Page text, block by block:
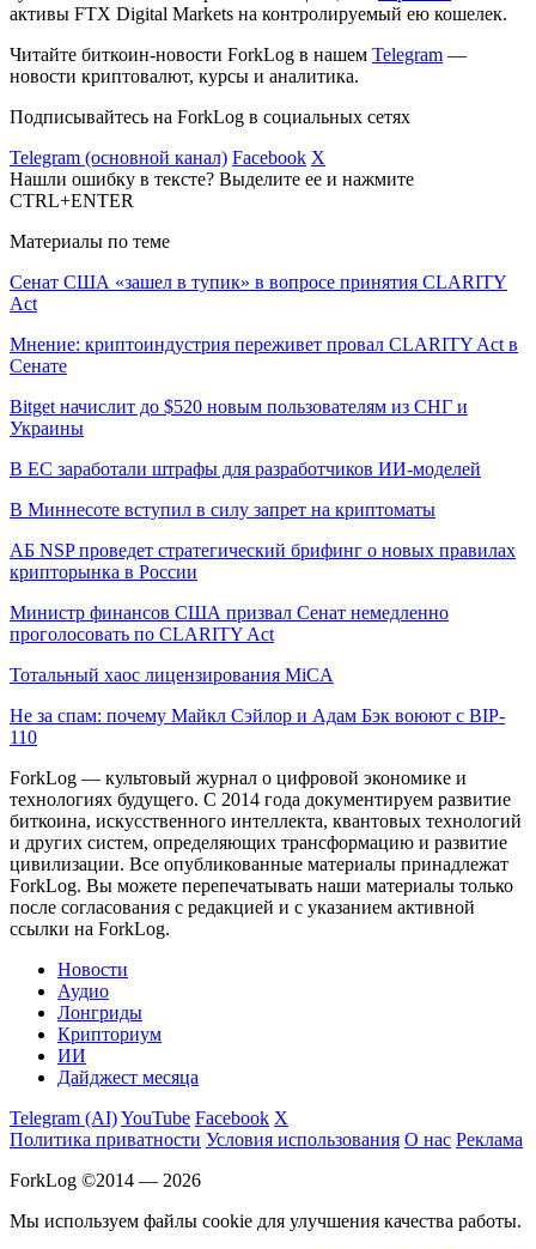
активы FTX Digital Markets на контролируемый ею кошелек.
Читайте биткоин-новости ForkLog в нашем Telegram —
новости криптовалют, курсы и аналитика.
Подписывайтесь на ForkLog в социальных сетях
Telegram (основной канал) Facebook X
Нашли ошибку в тексте? Выделите ее и нажмите
CTRL+ENTER
Материалы по теме
Сенат США «зашел в тупик» в вопросе принятия CLARITY
Act
Мнение: криптоиндустрия переживет провал CLARITY Act в
Сенате
Bitget начислит до $520 новым пользователям из СНГ и
Украины
В ЕС заработали штрафы для разработчиков ИИ-моделей
В Миннесоте вступил в силу запрет на криптоматы
АБ NSP проведет стратегический брифинг о новых правилах
крипторынка в России
Министр финансов США призвал Сенат немедленно
проголосовать по CLARITY Act
Тотальный хаос лицензирования MiCA
Не за спам: почему Майкл Сэйлор и Адам Бэк воюют с BIP-
110
ForkLog — культовый журнал о цифровой экономике и
технологиях будущего. С 2014 года документируем развитие
биткоина, искусственного интеллекта, квантовых технологий
и других систем, определяющих трансформацию и развитие
цивилизации. Все опубликованные материалы принадлежат
ForkLog. Вы можете перепечатывать наши материалы только
после согласования с редакцией и с указанием активной
ссылки на ForkLog.
Новости
Аудио
Лонгриды
Крипториум
ИИ
Дайджест месяца
Telegram (AI)YouTube Facebook X
Политика приватности Условия использования О нас Реклама
ForkLog ©2014 — 2026
Мы используем файлы cookie для улучшения качества работы.